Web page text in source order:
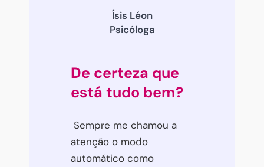
Ísis Léon
Psicóloga
De certeza que
está tudo bem?
Sempre me chamou a
atenção o modo
automático como